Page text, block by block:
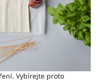
Vybírejte proto